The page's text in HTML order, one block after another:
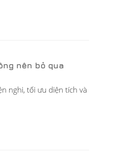
nên bỏ qua
nghi, tối ưu diện tích và